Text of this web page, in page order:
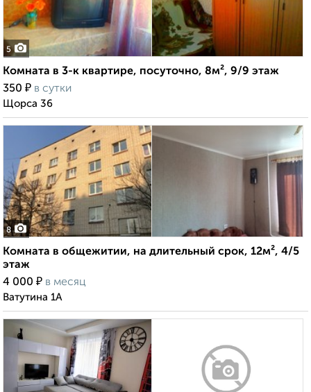
5
Комната в 3-к квартире, посуточно, 8м², 9/9 этаж
350 ₽ в сутки
Щорса 36
8
Комната в общежитии, на длительный срок, 12м², 4/5
этаж
4 000 ₽ в месяц
Ватутина 1А